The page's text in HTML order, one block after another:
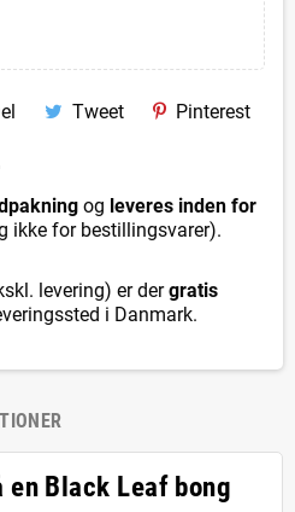
Tweet Pinterest
og leveres inden for
ikke for bestillingsvarer).
levering) er dergratis
i Danmark.
en Black Leaf bong